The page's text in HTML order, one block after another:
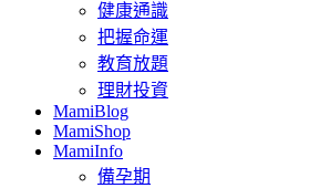
健康通識
把握命運
教育放題
理財投資
MamiBlog
MamiShop
MamiInfo
備孕期